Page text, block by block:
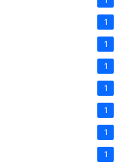
1
1
1
1
1
1
1